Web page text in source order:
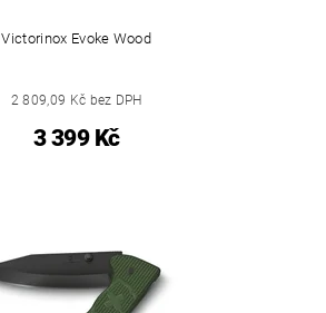
Victorinox Evoke Wood
2 809,09 Kč bez DPH
3 399 Kč